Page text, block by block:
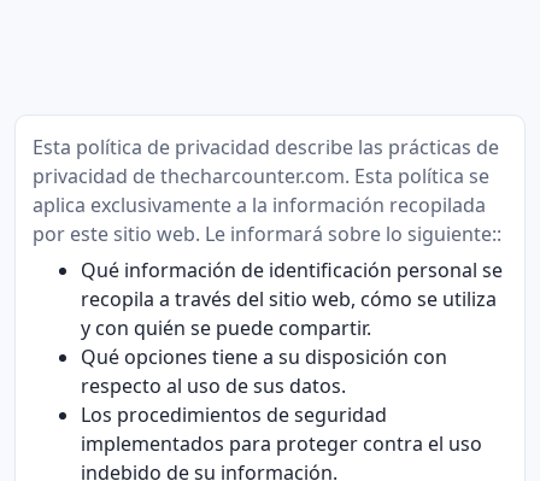
Esta política de privacidad describe las prácticas de
privacidad de thecharcounter.com. Esta política se
aplica exclusivamente a la información recopilada
por este sitio web. Le informará sobre lo siguiente::
Qué información de identificación personal se
recopila a través del sitio web, cómo se utiliza
y con quién se puede compartir.
Qué opciones tiene a su disposición con
respecto al uso de sus datos.
Los procedimientos de seguridad
implementados para proteger contra el uso
indebido de su información.